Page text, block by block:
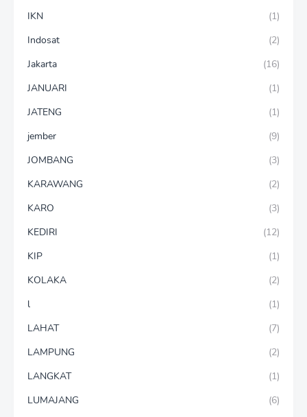
IKN
(1)
Indosat
(2)
Jakarta
(16)
JANUARI
(1)
JATENG
(1)
jember
(9)
JOMBANG
(3)
KARAWANG
(2)
KARO
(3)
KEDIRI
(12)
KIP
(1)
KOLAKA
(2)
l
(1)
LAHAT
(7)
LAMPUNG
(2)
LANGKAT
(1)
LUMAJANG
(6)